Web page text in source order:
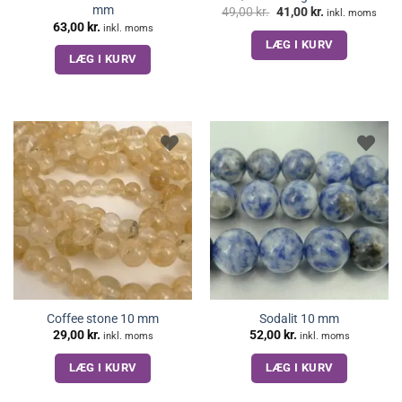
mm
63,00 kr. inkl. moms
LÆG I KURV
49,00kr. Den
oprindelige
pris
var:
49,00 kr..
41,00 kr.Den
pris
er:
41,00 kr..
inkl. moms
LÆG I KURV
Coffee stone 10 mm
29,00 kr. inkl. moms
LÆG I KURV
Sodalit 10 mm
52,00 kr. inkl. moms
LÆG I KURV